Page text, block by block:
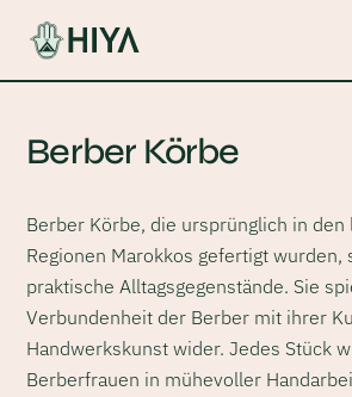
content
Berber Körbe
Berber Körbe, die ursprünglich in den
Regionen Marokkos gefertigt wurden,
praktische Alltagsgegenstände. Sie
Verbundenheit der Berber mit ihrer
Handwerkskunst wider. Jedes Stück
Berberfrauen in mühevoller